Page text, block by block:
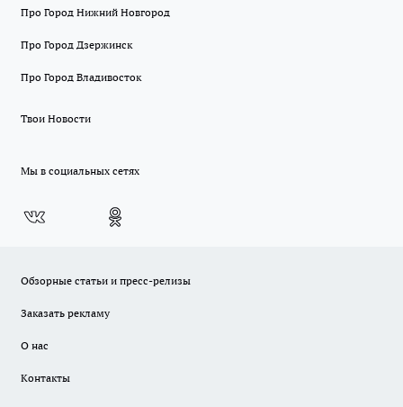
Про Город Нижний Новгород
Про Город Дзержинск
Про Город Владивосток
Твои Новости
Мы в социальных сетях
Обзорные статьи и пресс-релизы
Заказать рекламу
О нас
Контакты